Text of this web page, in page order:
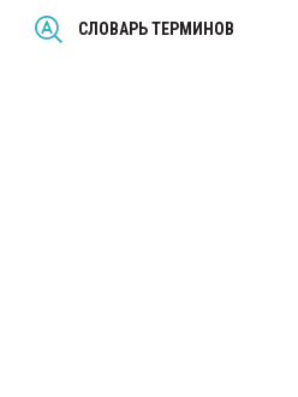
СЛОВАРЬ ТЕРМИНОВ